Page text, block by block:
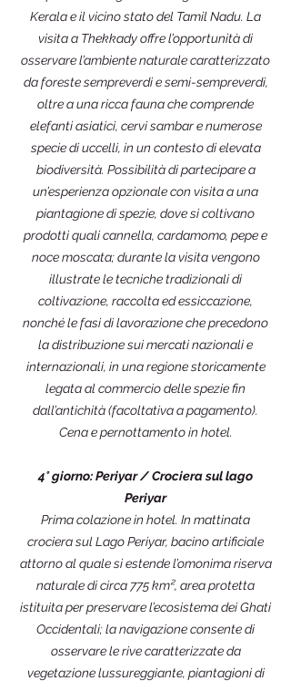
Kerala e il vicino stato del Tamil Nadu. La
visita a Thekkady offre l’opportunità di
osservare l’ambiente naturale caratterizzato
da foreste sempreverdi e semi-sempreverdi,
oltre a una ricca fauna che comprende
elefanti asiatici, cervi sambar e numerose
specie di uccelli, in un contesto di elevata
biodiversità. Possibilità di partecipare a
un’esperienza opzionale con visita a una
piantagione di spezie, dove si coltivano
prodotti quali cannella, cardamomo, pepe e
noce moscata; durante la visita vengono
illustrate le tecniche tradizionali di
coltivazione, raccolta ed essiccazione,
nonché le fasi di lavorazione che precedono
la distribuzione sui mercati nazionali e
internazionali, in una regione storicamente
legata al commercio delle spezie fin
dall’antichità (facoltativa a pagamento).
Cena e pernottamento in hotel.
4° giorno: Periyar / Crociera sul lago
Periyar
Prima colazione in hotel. In mattinata
crociera sul Lago Periyar, bacino artificiale
attorno al quale si estende l’omonima riserva
naturale di circa 775 km², area protetta
istituita per preservare l’ecosistema dei Ghati
Occidentali; la navigazione consente di
osservare le rive caratterizzate da
vegetazione lussureggiante, piantagioni di